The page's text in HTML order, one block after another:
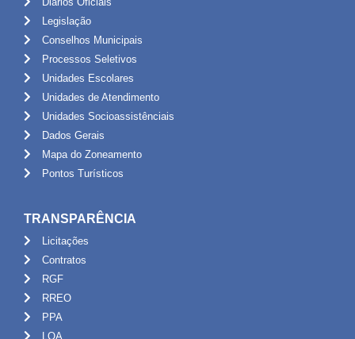
Legislação
Conselhos Municipais
Processos Seletivos
Unidades Escolares
Unidades de Atendimento
Unidades Socioassistênciais
Dados Gerais
Mapa do Zoneamento
Pontos Turísticos
TRANSPARÊNCIA
Licitações
Contratos
RGF
RREO
PPA
LOA